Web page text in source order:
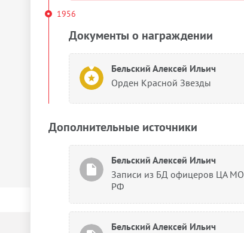
1956
Документы о награждении
Бельский Алексей Ильич
Орден Красной Звезды
Дополнительные источники
Бельский Алексей Ильич
Записи из БД офицеров ЦА МО
РФ
Бельский Алексей Ильич